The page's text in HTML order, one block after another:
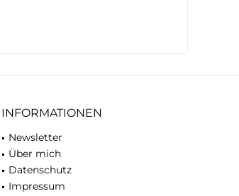
INFORMATIONEN
Newsletter
Über mich
Datenschutz
Impressum